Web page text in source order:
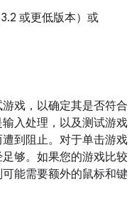
或更低版本）或
戏，以确定其是否符合
入处理，以及测试游戏
到阻止。对于单击游戏
够。如果您的游戏比较
能需要额外的鼠标和键